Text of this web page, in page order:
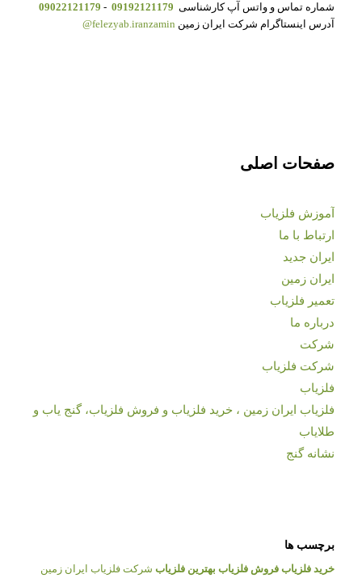
شماره تماس و واتس آپ کارشناسی 09192121179
-
09022121179
آدرس اینستاگرام شرکت ایران زمین felezyab.iranzamin@
صفحات اصلی
آموزش فلزیاب
ارتباط با ما
ایران جدید
ایران زمین
تعمیر فلزیاب
درباره ما
شرکت
شرکت فلزیاب
فلزیاب
فلزیاب ایران زمین ، خرید فلزیاب و فروش فلزیاب، گنج یاب و
طلایاب
نشانه گنج
برچسب ها
خرید فلزیاب فروش فلزیاب بهترین فلزیاب شرکت فلزیاب ایران زمین